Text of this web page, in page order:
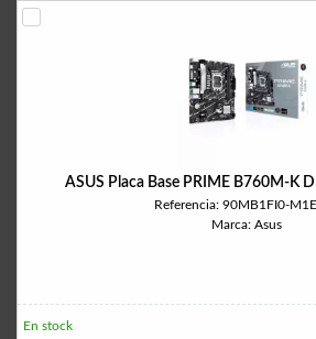
ASUS Placa Base PRIME B760M-K
Referencia: 90MB1FI0-
Marca: Asus
En stock